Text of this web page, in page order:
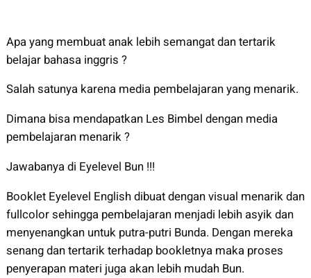
Apa yang membuat anak lebih semangat dan tertarik
belajar bahasa inggris ?
Salah satunya karena media pembelajaran yang menarik.
Dimana bisa mendapatkan Les Bimbel dengan media
pembelajaran menarik ?
Jawabanya di Eyelevel Bun !!!
Booklet Eyelevel English dibuat dengan visual menarik dan
fullcolor sehingga pembelajaran menjadi lebih asyik dan
menyenangkan untuk putra-putri Bunda. Dengan mereka
senang dan tertarik terhadap bookletnya maka proses
penyerapan materi juga akan lebih mudah Bun.